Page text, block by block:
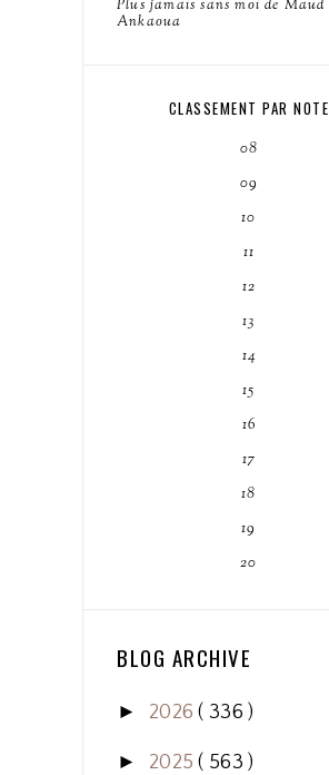
Plus jamais sans moi de Maud
Ankaoua
CLASSEMENT PAR NOTE
08
09
10
11
12
13
14
15
16
17
18
19
20
BLOG ARCHIVE
► 2026( 336 )
► 2025( 563 )